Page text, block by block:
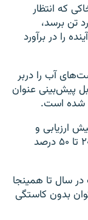
که انتظار
میلادی به حدود ۱۰ میلیارد تن برسد،
را در برآورد
۷۰ درصد برداشت‌های آب را دربر
پیش‌بینی عنوان
شده است.
ارزیابی و
افزوده شده انتظار می‌رود تا سال ۲۰۵۰ بین ۲۰ تا ۵۰ درصد
مکعب در سال تا همینجا
بدون کاستگی